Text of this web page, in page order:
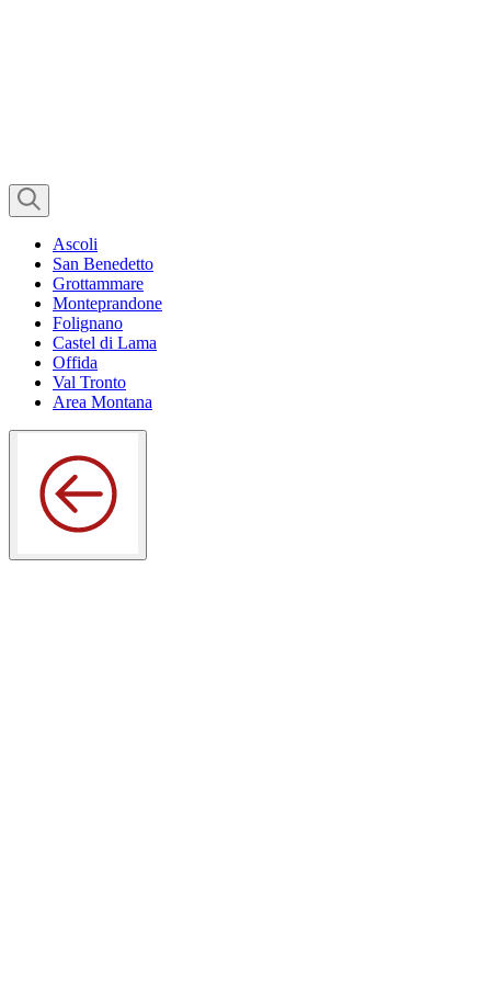
Ascoli
San Benedetto
Grottammare
Monteprandone
Folignano
Castel di Lama
Offida
Val Tronto
Area Montana